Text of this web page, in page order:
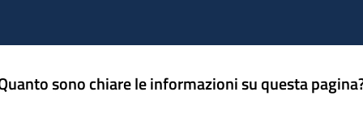
sono chiare le informazioni su questa